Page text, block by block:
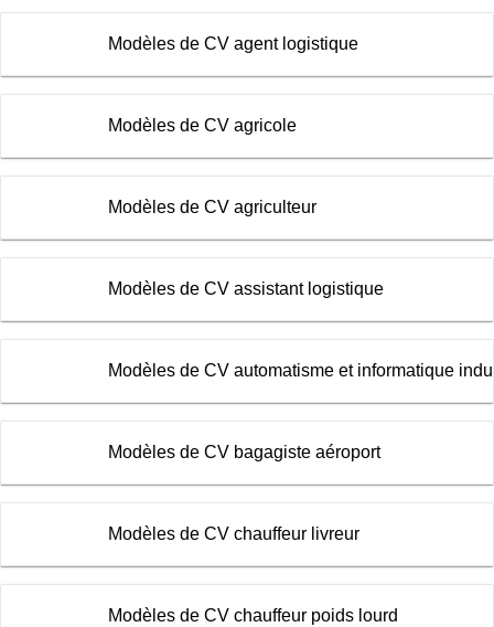
Modèles de CV agent logistique
Modèles de CV agricole
Modèles de CV agriculteur
Modèles de CV assistant logistique
Modèles de CV automatisme et informatique
Modèles de CV bagagiste aéroport
Modèles de CV chauffeur livreur
Modèles de CV chauffeur poids lourd